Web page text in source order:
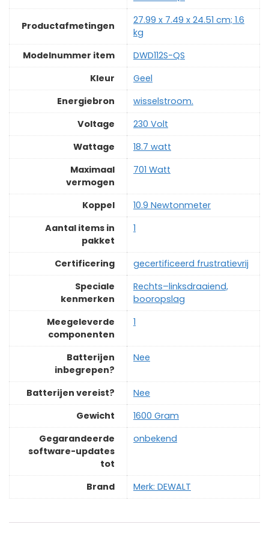
Productafmetingen
‎27.99 x 7.49 x 24.51 cm; 1.6
kg
Modelnummer item
‎DWD112S-QS
Kleur
‎Geel
Energiebron
‎wisselstroom.
Voltage
‎230 Volt
Wattage
‎18.7 watt
Maximaal
vermogen
‎701 Watt
Koppel
‎10.9 Newtonmeter
Aantal items in
pakket
‎1
Certificering
‎gecertificeerd frustratievrij
Speciale
kenmerken
‎Rechts–linksdraaiend,
booropslag
Meegeleverde
componenten
‎1
Batterijen
inbegrepen?
‎Nee
Batterijen vereist?
‎Nee
Gewicht
‎1600 Gram
Gegarandeerde
software-updates
tot
‎onbekend
Brand Merk: DEWALT